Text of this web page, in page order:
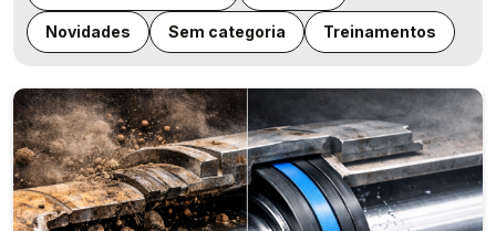
Novidades Sem categoria Treinamentos